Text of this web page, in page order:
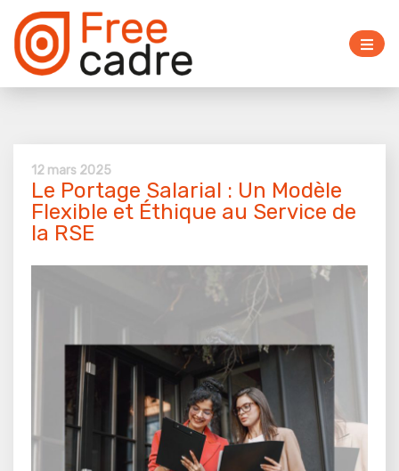
12 mars 2025
Le Portage Salarial : Un Modèle
Flexible et Éthique au Service de
la RSE